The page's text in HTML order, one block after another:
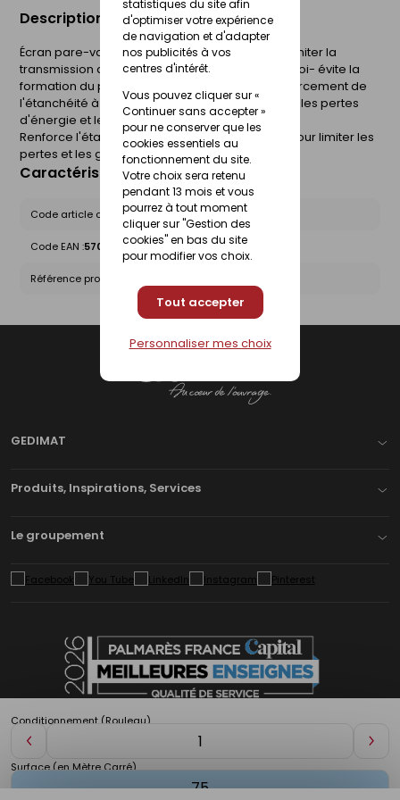
statistiques du site afin
d'optimiser votre expérience
de navigation et d'adapter
nos publicités à vos
centres d'intérêt.
Vous pouvez cliquer sur «
Continuer sans accepter »
pour ne conserver que les
cookies essentiels au
fonctionnement du site.
Votre choix sera retenu
pendant 13 mois et vous
pourrez à tout moment
cliquer sur "Gestion des
cookies" en bas du site
pour modifier vos choix.
Tout accepter
Personnaliser mes choix
Conditionnement (Rouleau)
Diminuer
de
Surface (en Mètre Carré)
Description du produit
Écran pare-vapeur en polyéthylène destiné à limiter la
transmission de la vapeur d'eau à travers la paroi- évite la
formation du point de rosée dans l'isolant.Renforcement de
l'étanchéité à l'air de la construction pour limiter les pertes
d'énergie et les gênes occasionnées.
Renforce l'étanchéité à l'air de la construction pour limiter les
pertes et les gênes occasionnées.
Caractéristiques du produit
Code article chez le fournisseur :10026043
Code EAN :5708602005427
Référence produit nationale Gedimat :
Gedimat
- AU COEUR DE L'OUVRAGE
GEDIMAT
Produits, Inspirations, Services
Le groupement